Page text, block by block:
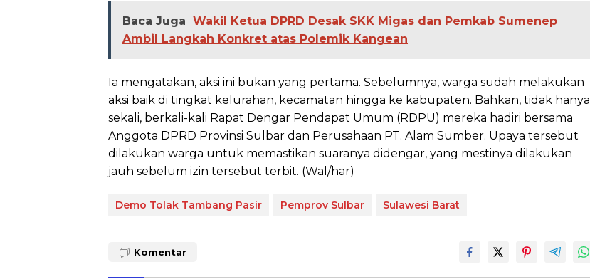
Baca Juga Wakil Ketua DPRD Desak SKK Migas dan Pemkab Sumenep
Ambil Langkah Konkret atas Polemik Kangean
Ia mengatakan, aksi ini bukan yang pertama. Sebelumnya, warga sudah melakukan
aksi baik di tingkat kelurahan, kecamatan hingga ke kabupaten. Bahkan, tidak hanya
sekali, berkali-kali Rapat Dengar Pendapat Umum (RDPU) mereka hadiri bersama
Anggota DPRD Provinsi Sulbar dan Perusahaan PT. Alam Sumber. Upaya tersebut
dilakukan warga untuk memastikan suaranya didengar, yang mestinya dilakukan
jauh sebelum izin tersebut terbit. (Wal/har)
Demo Tolak Tambang Pasir Pemprov Sulbar Sulawesi Barat
Komentar